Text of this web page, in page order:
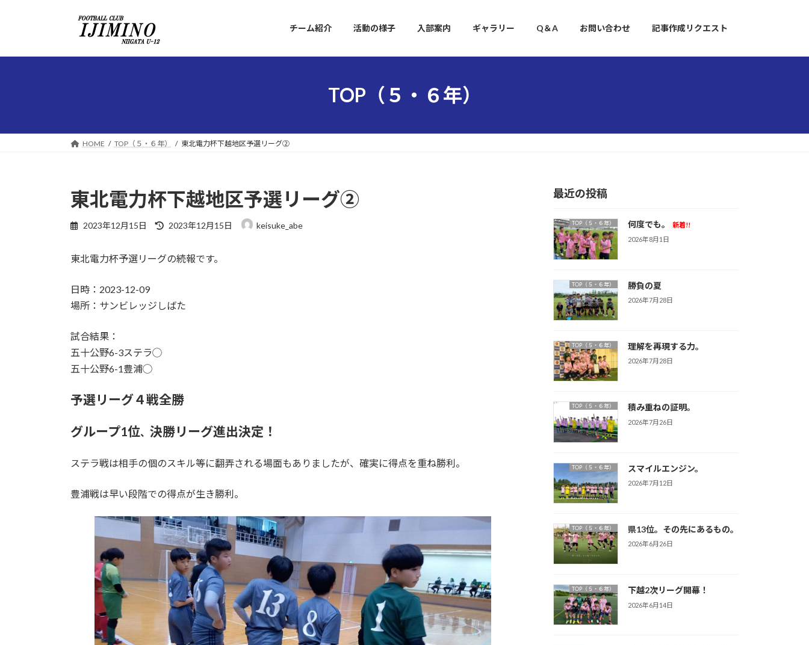
プ
動
チーム紹介 活動の様子 入部案内 ギャラリー Q＆A お問い合わせ 記事作成リクエスト
TOP（５・６年）
HOME TOP（５・６年） 東北電力杯下越地区予選リーグ②
東北電力杯下越地区予選リーグ②
2023年12月15日
最
新
2023年12月15日 keisuke_abe
東北電力杯予選リーグの続報です。
日時：2023-12-09
場所：サンビレッジしばた
試合結果：
五十公野6-3ステラ◯
五十公野6-1豊浦◯
予選リーグ４戦全勝
グループ1位、 決勝リーグ進出決定 ！
ステラ戦は相手の個のスキル等に翻弄される場面もありましたが、確実に得点を重ね勝利。
豊浦戦は早い段階での得点が生き勝利。
最近の投稿
TOP（５・６年） 何度でも。
新着!!
2026年8月1日
TOP（５・６年） 勝負の夏
2026年7月28日
TOP（５・６年） 理解を再現する力。
2026年7月28日
TOP（５・６年） 積み重ねの証明。
2026年7月26日
TOP（５・６年） スマイルエンジン。
2026年7月12日
TOP（５・６年） 県13位。その先にあるもの。
2026年6月26日
TOP（５・６年） 下越2次リーグ開幕！
2026年6月14日